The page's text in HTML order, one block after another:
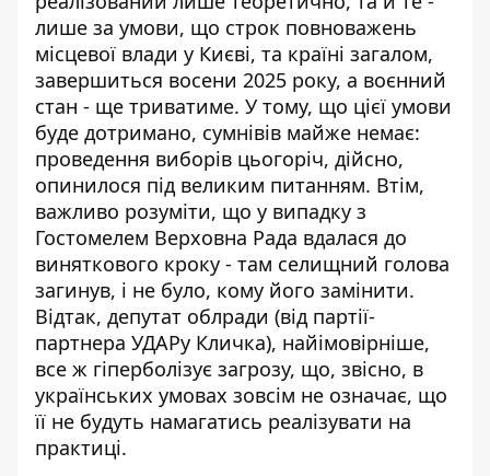
лише за умови, що строк повноважень
місцевої влади у Києві, та країні загалом,
завершиться восени 2025 року, а воєнний
стан - ще триватиме. У тому, що цієї умови
буде дотримано, сумнівів майже немає:
проведення виборів цьогоріч, дійсно,
опинилося під великим питанням. Втім,
важливо розуміти, що у випадку з
Гостомелем Верховна Рада вдалася до
виняткового кроку - там селищний голова
загинув, і не було, кому його замінити.
Відтак, депутат облради (від партії-
партнера УДАРу Кличка), найімовірніше,
все ж гіперболізує загрозу, що, звісно, в
українських умовах зовсім не означає, що
її не будуть намагатись реалізувати на
практиці.